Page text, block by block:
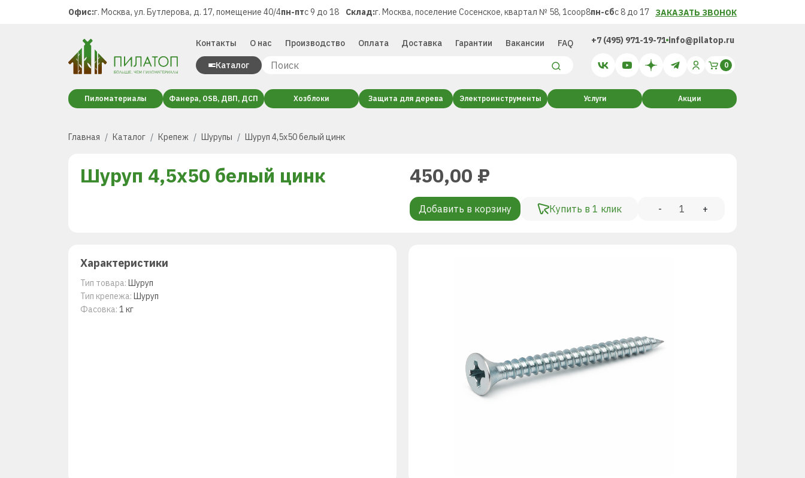
Офис:г. Москва, ул. Бутлерова, д. 17, помещение 40/4пн-птс 9 до 18 Склад:г. Москва, поселение Сосенское, квартал № 58, 1соор8пн-сбс 8 до 17 ЗАКАЗАТЬ ЗВОНОК
Контакты О нас Производство Оплата Доставка Гарантии Вакансии FAQ
Каталог
+7 (495) 971-19-71 info@pilatop.ru
Пиломатериалы Фанера, OSB, ДВП, ДСП Хозблоки Защита для дерева Электроинструменты Услуги Акции
Главная Каталог Крепеж Шурупы Шуруп 4,5х50 белый цинк
Шуруп 4,5х50 белый цинк 450,00 ₽
Добавить в корзину Купить в 1 клик - +
Характеристики
Тип товара: Шуруп
Тип крепежа: Шуруп
Фасовка: 1 кг